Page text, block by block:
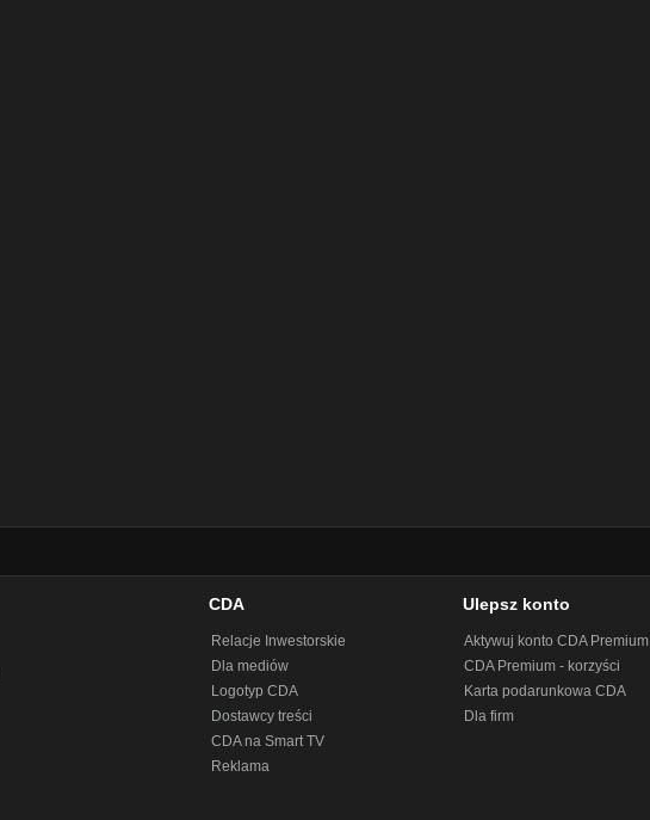
CDA
Relacje Inwestorskie
Dla mediów
Logotyp CDA
Dostawcy treści
CDA na Smart TV
Reklama
Ulepsz konto
Aktywuj konto CDA Premium
CDA Premium - korzyści
Karta podarunkowa CDA
Dla firm